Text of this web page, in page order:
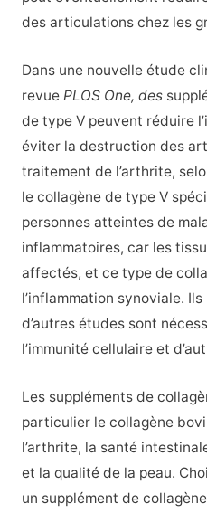
des articulations chez les
Dans une nouvelle étude
revue PLOS One, des
de type V peuvent réduire
éviter la destruction des
traitement de l’arthrite,
le collagène de type V
personnes atteintes de
inflammatoires, car les
affectés, et ce type de
l’inflammation synoviale.
d’autres études sont
l’immunité cellulaire et
Les suppléments de
particulier le collagène
l’arthrite, la santé
et la qualité de la peau.
un supplément de